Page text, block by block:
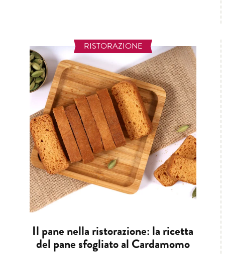
RISTORAZIONE
Il pane nella ristorazione: la ricetta
del pane sfogliato al Cardamomo